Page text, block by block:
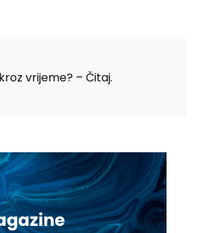
vrijeme? – Čitaj.